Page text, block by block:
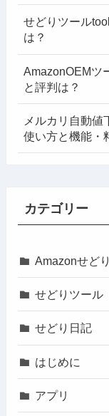
せどりツール
は？
AmazonOEMツ
と評判は？
メルカリ自動
使い方と機能・
カテゴリー
Amazonせどり
せどりツール
せどり日記
はじめに
アプリ